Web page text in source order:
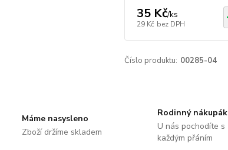
35 Kč/ks
29 Kč bez DPH
Číslo produktu: 00285-04
Máme nasysleno
Zboží držíme skladem
Rodinný nákupák
U nás pochodíte s
každým přáním